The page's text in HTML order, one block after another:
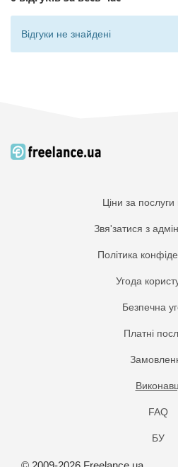
Відгуки не знайдені
Ціни за
Звя'затися з
Політика
Угода
Безпечна
Платнi
FAQ
БУ